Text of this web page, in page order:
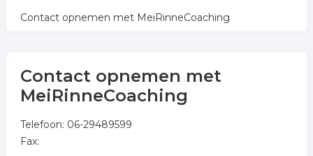
Contact opnemen met MeiRinneCoaching
Contact opnemen met
MeiRinneCoaching
Telefoon: 06-29489599
Fax: